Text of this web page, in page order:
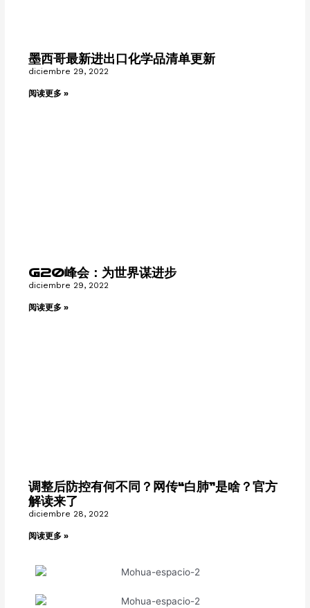
墨西哥最新进出口化学品清单更新
diciembre 29, 2022
阅读更多 »
G20峰会：为世界谋进步
diciembre 29, 2022
阅读更多 »
调整后防控有何不同？网传“白肺”是啥？官方
解读来了
diciembre 28, 2022
阅读更多 »